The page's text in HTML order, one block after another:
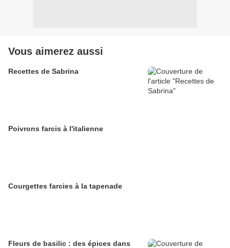
Vous aimerez aussi
Recettes de Sabrina
Poivrons farcis à l'italienne
Courgettes farcies à la tapenade
Fleurs de basilic : des épices dans